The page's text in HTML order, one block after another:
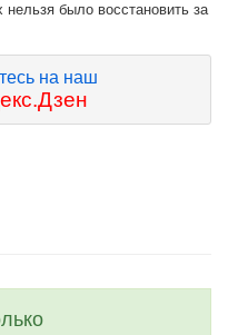
нельзя было восстановить за
на наш